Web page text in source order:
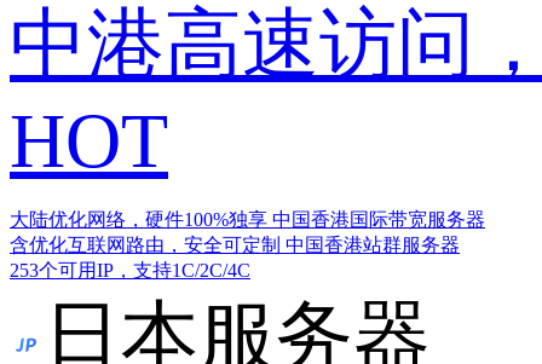
中港高速访问
HOT
大陆优化网络，硬件100%独享 中国香港国际带宽服务器
含优化互联网路由，安全可定制 中国香港站群服务器
253个可用IP，支持1C/2C/4C
日本服务器